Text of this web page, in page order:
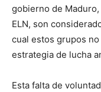
gobierno de
ELN, son
cual estos grupos
estrategia de lucha
Esta falta de